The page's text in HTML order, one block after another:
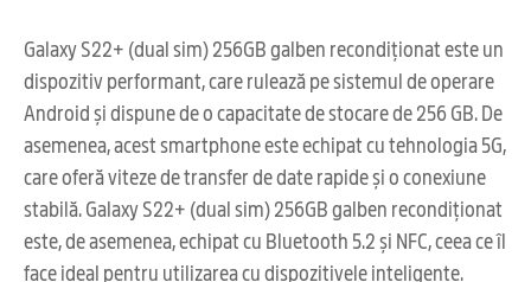
Galaxy S22+ (dual sim) 256GB galben recondiționat este un
dispozitiv performant, care rulează pe sistemul de operare
Android și dispune de o capacitate de stocare de 256 GB. De
asemenea, acest smartphone este echipat cu tehnologia 5G,
care oferă viteze de transfer de date rapide și o conexiune
stabilă. Galaxy S22+ (dual sim) 256GB galben recondiționat
este, de asemenea, echipat cu Bluetooth 5.2 și NFC, ceea ce îl
face ideal pentru utilizarea cu dispozitivele inteligente.